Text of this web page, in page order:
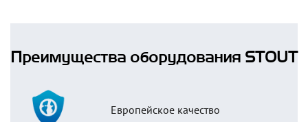
Преимущества оборудования STOUT
Европейское качество